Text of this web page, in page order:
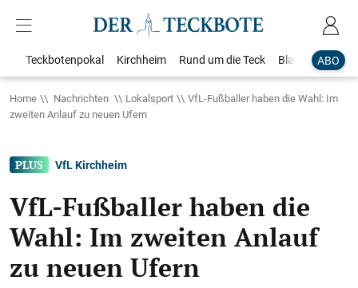
ABO
Teckbotenpokal Kirchheim Rund um die Teck Blaulicht
Home Nachrichten Lokalsport
VfL-Fußballer haben die Wahl: Im
zweiten Anlauf zu neuen Ufern
VfL Kirchheim
VfL-Fußballer haben die
Wahl: Im zweiten Anlauf
zu neuen Ufern